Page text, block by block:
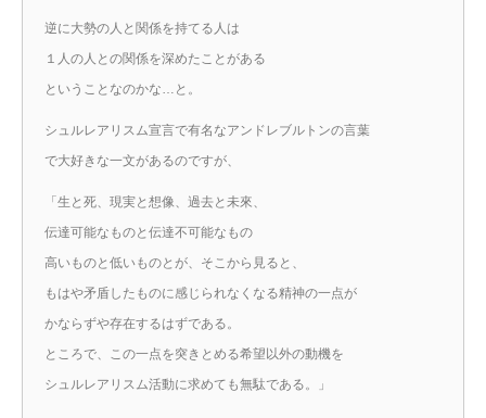
逆に大勢の人と関係を持てる人は
１人の人との関係を深めたことがある
ということなのかな…と。
シュルレアリスム宣言で有名なアンドレブルトンの言葉
で大好きな一文があるのですが、
「生と死、現実と想像、過去と未來、
伝達可能なものと伝達不可能なもの
高いものと低いものとが、そこから見ると、
もはや矛盾したものに感じられなくなる精神の一点が
かならずや存在するはずである。
ところで、この一点を突きとめる希望以外の動機を
シュルレアリスム活動に求めても無駄である。」